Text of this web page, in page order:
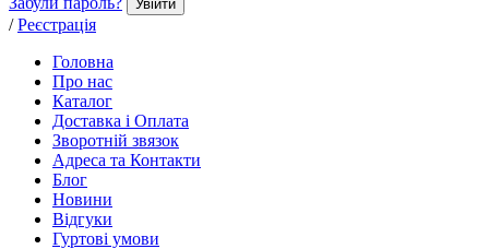
Увійти
/ Реєстрація
Головна
Про нас
Каталог
Доставка і Оплата
Зворотній звязок
Адреса та Контакти
Блог
Новини
Відгуки
Гуртові умови